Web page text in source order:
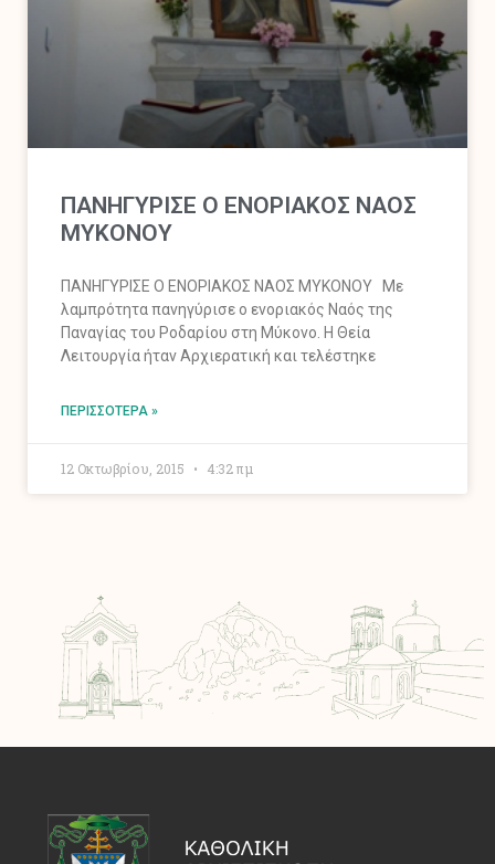
ΠΑΝΗΓΥΡΙΣΕ Ο ΕΝΟΡΙΑΚΟΣ ΝΑΟΣ
ΜΥΚΟΝΟΥ
ΠΑΝΗΓΥΡΙΣΕ Ο ΕΝΟΡΙΑΚΟΣ ΝΑΟΣ ΜΥΚΟΝΟΥ Με
λαμπρότητα πανηγύρισε ο ενοριακός Ναός της
Παναγίας του Ροδαρίου στη Μύκονο. Η Θεία
Λειτουργία ήταν Αρχιερατική και τελέστηκε
ΠΕΡΙΣΣΌΤΕΡΑ »
12 Οκτωβρίου, 2015 4:32 πμ